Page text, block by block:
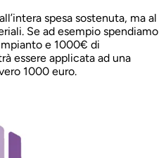
spesa sostenuta, ma al
Se ad esempio spendiamo
e 1000€ di
essere applicata ad una
1000 euro.